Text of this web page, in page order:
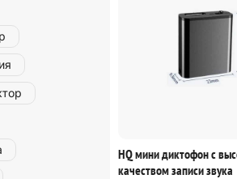
HQ мини диктофон с
качеством записи звука